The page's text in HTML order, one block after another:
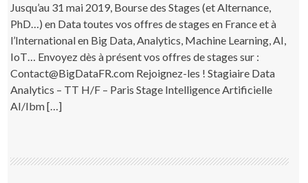
Jusqu’au 31 mai 2019, Bourse des Stages (et Alternance,
PhD…) en Data toutes vos offres de stages en France et à
l’International en Big Data, Analytics, Machine Learning, AI,
IoT… Envoyez dès à présent vos offres de stages sur :
Contact@BigDataFR.com Rejoignez-les ! Stagiaire Data
Analytics – TT H/F – Paris Stage Intelligence Artificielle
AI/Ibm […]